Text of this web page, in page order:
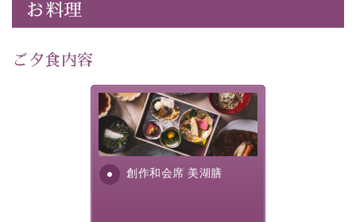
個室料亭、貸切風呂のご利用が可能な上、 安心安全にご
滞在いただけるよう
30項目以上からなる独自の衛生・消毒プログラムの基、
徹底した衛生管理を行っております。
---------------------------------------------
・朝夕個室料亭で個室食
・諏訪大社4社を巡る無料参拝バス（事前予約制）
・館内着をご用意
お料理
ご夕食内容
創作和会席 美湖膳
美湖膳とは諏訪の地で特別を
提供する為に料理長・神原 裕
明が考え出した創作和会席で
す。美しい諏訪湖の幸...